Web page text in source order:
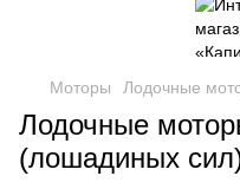
Моторы Лодочные
Лодочные
(лошадиных